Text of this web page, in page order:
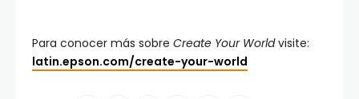
Para conocer más sobre Create Your Worldvisite:
latin.epson.com/create-your-world